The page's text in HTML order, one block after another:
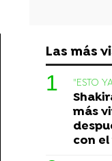
Las más
"ESTO
más
con